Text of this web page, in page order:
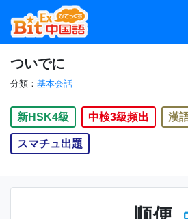
ついでに
分類： 基本会話
新HSK4級 中検3級頻出 漢
スマチュ出題